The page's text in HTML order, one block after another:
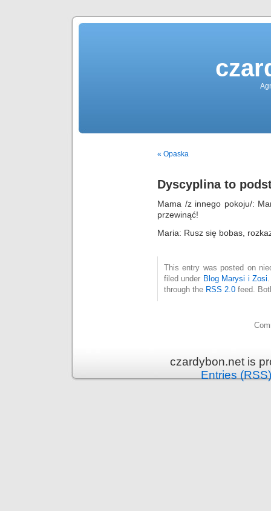
« Opaska
Dyscyplina to
Mama /z innego pokoju/:
przewinąć!
Maria: Rusz się bobas,
This entry was posted on
filed under Blog Marysi i Zosi
through the RSS 2.0 feed.
czardybon.net is
Entries (RSS)